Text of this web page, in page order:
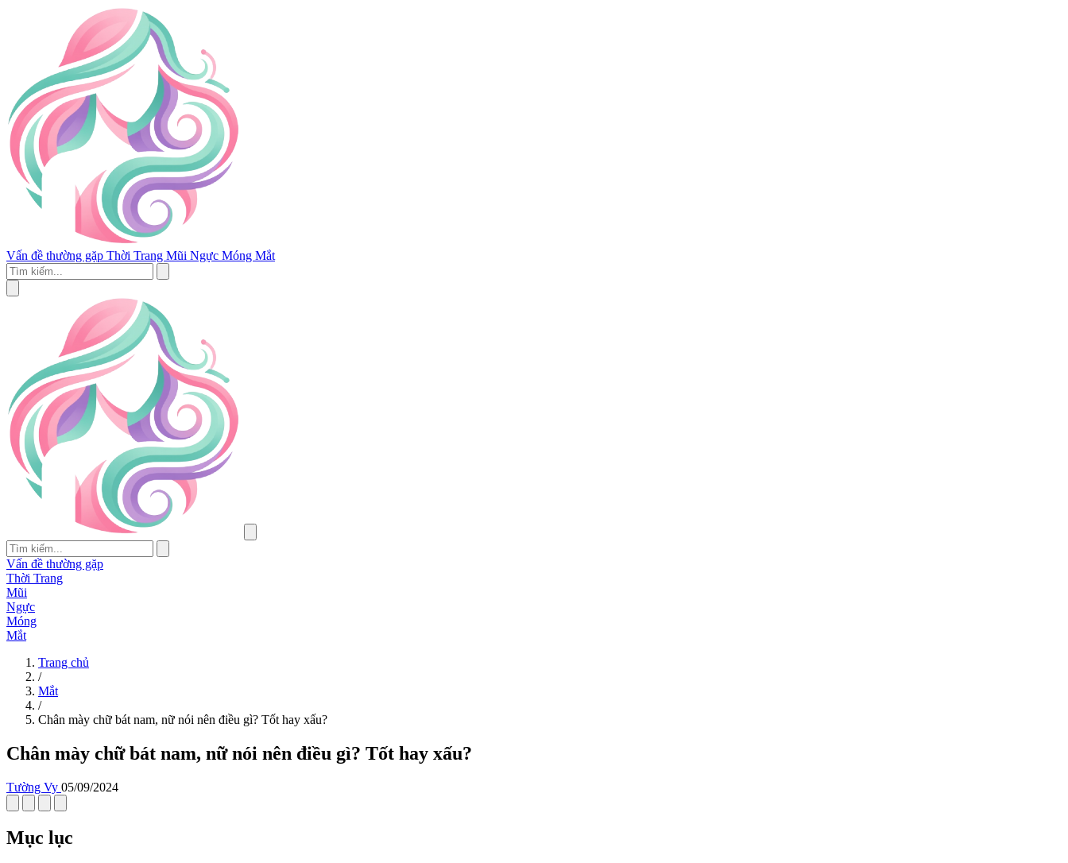
Vấn đề thường gặp Thời Trang Mũi Ngực Móng Mắt
Vấn đề thường gặp
Thời Trang
Mũi
Ngực
Móng
Mắt
Trang chủ
/
Mắt
/
Chân mày chữ bát nam, nữ nói nên điều gì? Tốt hay xấu?
Chân mày chữ bát nam, nữ nói nên điều gì? Tốt hay xấu?
Tường Vy 05/09/2024
Mục lục